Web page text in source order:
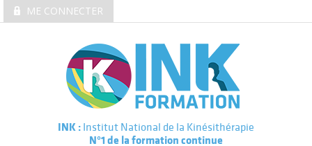
ME CONNECTER
INK : Institut National de la Kinésithérapie
N°1 de la formation continue